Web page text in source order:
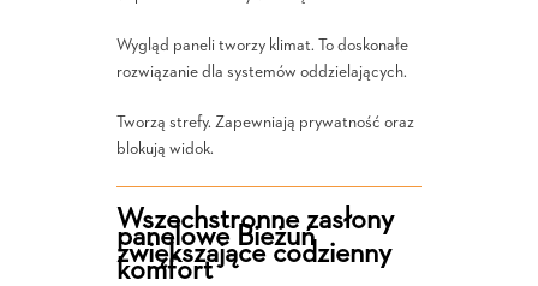
Wygląd paneli tworzy klimat. To doskonałe
rozwiązanie dla systemów oddzielających.
Tworzą strefy. Zapewniają prywatność oraz
blokują widok.
Wszechstronne zasłony
panelowe Bieżuń
zwiększające codzienny
komfort